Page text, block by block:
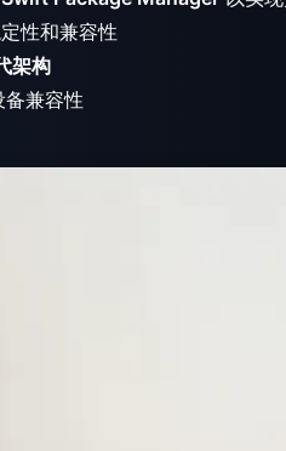
性和兼容性
架构
兼容性